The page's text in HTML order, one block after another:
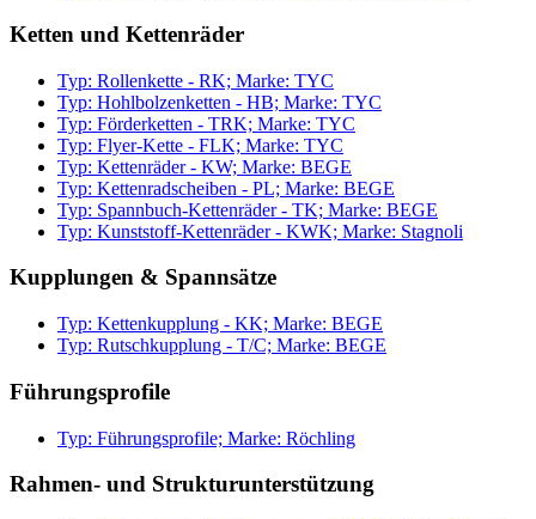
Ketten und Kettenräder
Typ: Rollenkette - RK; Marke: TYC
Typ: Hohlbolzenketten - HB; Marke: TYC
Typ: Förderketten - TRK; Marke: TYC
Typ: Flyer-Kette - FLK; Marke: TYC
Typ: Kettenräder - KW; Marke: BEGE
Typ: Kettenradscheiben - PL; Marke: BEGE
Typ: Spannbuch-Kettenräder - TK; Marke: BEGE
Typ: Kunststoff-Kettenräder - KWK; Marke: Stagnoli
Kupplungen & Spannsätze
Typ: Kettenkupplung - KK; Marke: BEGE
Typ: Rutschkupplung - T/C; Marke: BEGE
Führungsprofile
Typ: Führungsprofile; Marke: Röchling
Rahmen- und Strukturunterstützung